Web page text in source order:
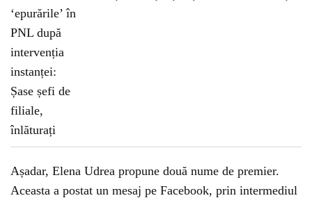
Așadar, Elena Udrea propune două nume de premier.
Aceasta a postat un mesaj pe Facebook, prin intermediul